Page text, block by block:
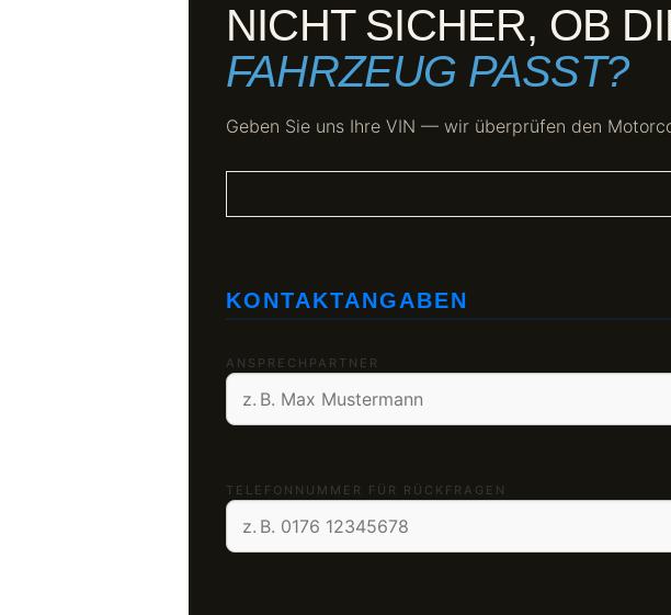
NICHT SICHER, OB
FAHRZEUG PASST?
Geben Sie uns Ihre VIN — wir überprüfen den
KONTAKTANGABEN
ANSPRECHPARTNER
TELEFONNUMMER FÜR RÜCKFRAGEN